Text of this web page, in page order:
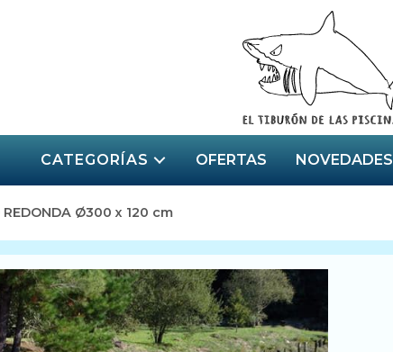
CATEGORÍAS OFERTAS NOVEDADES
REDONDA Ø300 x 120 cm